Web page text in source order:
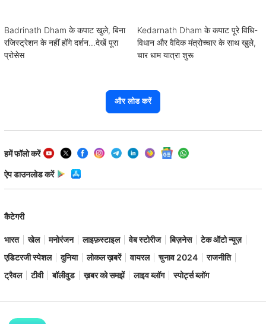
Badrinath Dham के कपाट खुले, बिना
रजिस्ट्रेशन के नहीं होंगे दर्शन...देखें पूरा
प्रोसेस
Kedarnath Dham के कपाट पूरे विधि-
विधान और वैदिक मंत्रोच्चार के साथ खुले,
चार धाम यात्रा शुरू
और लोड करें
हमें फॉलो करें
ऐप डाउनलोड करें
कैटेगरी
भारत खेल मनोरंजन लाइफ़स्टाइल वेब स्टोरीज बिज़नेस
टेक ऑटो न्यूज़
एडिटरजी स्पेशल
दुनिया लोकल ख़बरें वायरल चुनाव 2024
राजनीति
ट्रैवल
टीवी बॉलीवुड ख़बर को समझें लाइव ब्लॉग स्पोर्ट्स ब्लॉग